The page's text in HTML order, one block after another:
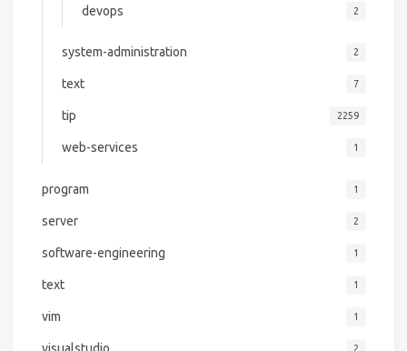
devops 2
system-administration 2
text 7
tip 2259
web-services 1
program 1
server 2
software-engineering 1
text 1
vim 1
2